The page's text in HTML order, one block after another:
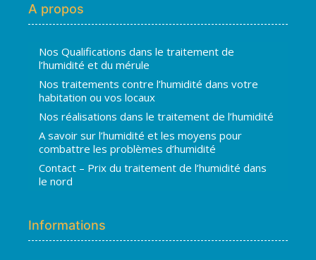
A propos
Nos Qualifications dans le traitement de
l’humidité et du mérule
Nos traitements contre l’humidité dans votre
habitation ou vos locaux
Nos réalisations dans le traitement de l’humidité
A savoir sur l’humidité et les moyens pour
combattre les problèmes d’humidité
Contact – Prix du traitement de l’humidité dans
le nord
Informations